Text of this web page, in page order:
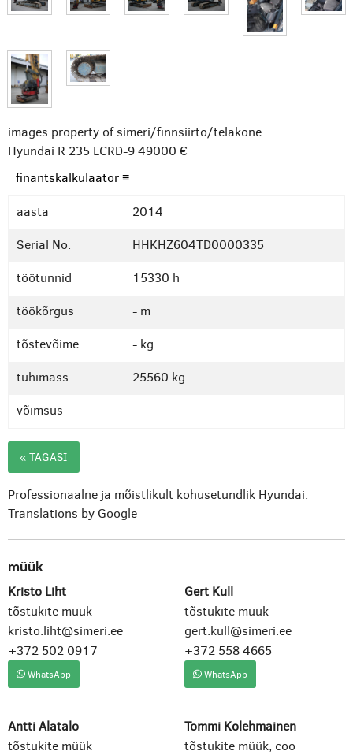
images property of simeri/finnsiirto/telakone
Hyundai R 235 LCRD-949000 €
finantskalkulaator ≡
aasta
2014
Serial No.
HHKHZ604TD0000335
töötunnid
15330 h
töökõrgus
- m
tõstevõime
- kg
tühimass
25560 kg
võimsus
« TAGASI
Professionaalne ja mõistlikult kohusetundlik Hyundai.
Translations by Google
müük
Kristo Liht
tõstukite müük
kristo.liht@simeri.ee
+372 502 0917
WhatsApp
Gert Kull
tõstukite müük
gert.kull@simeri.ee
+372 558 4665
WhatsApp
Antti Alatalo
tõstukite müük
Tommi Kolehmainen
tõstukite müük, coo